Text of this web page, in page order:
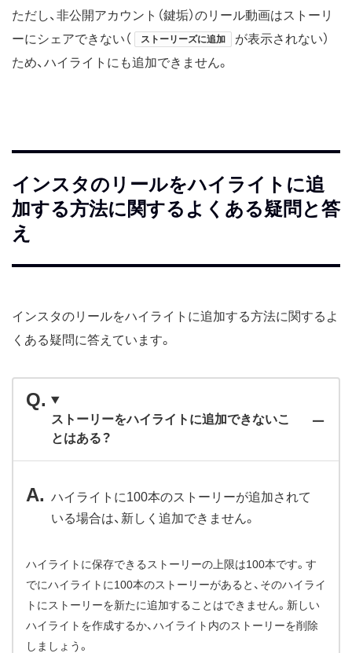
ただし、非公開アカウント（鍵垢）のリール動画はストーリ
ーにシェアできない（
ストーリーズに追加
が表示されない）
ため、ハイライトにも追加できません。
インスタのリールをハイライトに追
加する方法に関するよくある疑問と答
え
インスタのリールをハイライトに追加する方法に関するよ
くある疑問に答えています。
ストーリーをハイライトに追加できないこ
とはある？
ハイライトに100本のストーリーが追加されて
いる場合は、新しく追加できません。
ハイライトに保存できるストーリーの上限は100本です。す
でにハイライトに100本のストーリーがあると、そのハイライ
トにストーリーを新たに追加することはできません。新しい
ハイライトを作成するか、ハイライト内のストーリーを削除
しましょう。